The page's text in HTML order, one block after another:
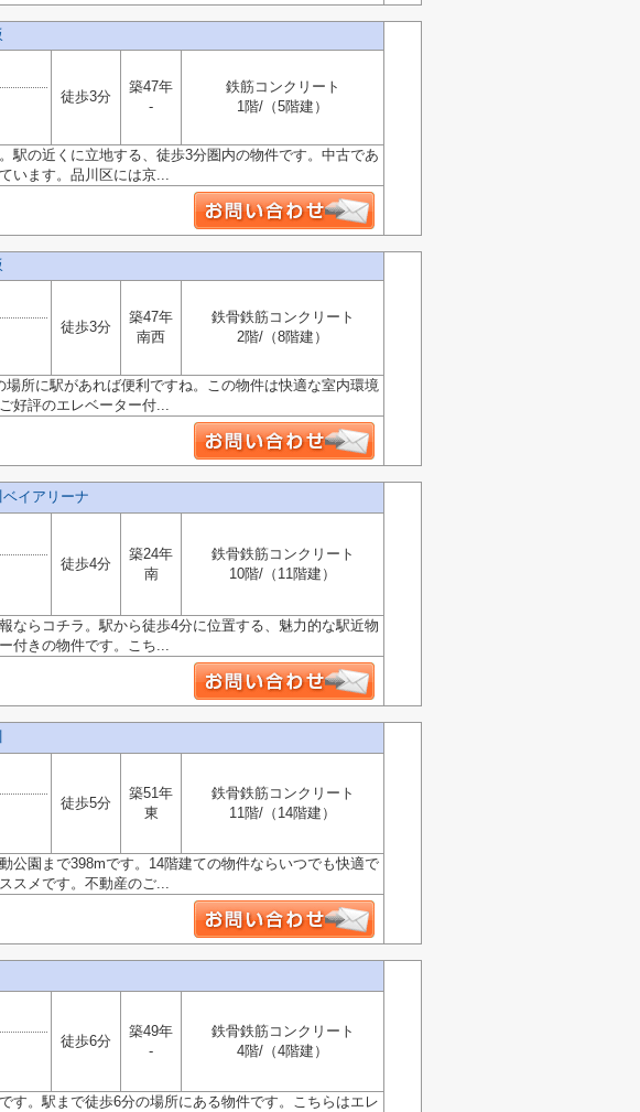
徒歩3分
築47年
-
鉄筋コンクリート
1階/（5階建）
駅の近くに立地する、徒歩3分圏内の物件です。中古であ
います。品川区には京...
徒歩3分
築47年
南西
鉄骨鉄筋コンクリート
2階/（8階建）
所に駅があれば便利ですね。この物件は快適な室内環境
好評のエレベーター付...
イアリーナ
徒歩4分
築24年
南
鉄骨鉄筋コンクリート
10階/（11階建）
ならコチラ。駅から徒歩4分に位置する、魅力的な駅近物
付きの物件です。こち...
徒歩5分
築51年
東
鉄骨鉄筋コンクリート
11階/（14階建）
公園まで398mです。14階建ての物件ならいつでも快適で
スメです。不動産のご...
徒歩6分
築49年
-
鉄骨鉄筋コンクリート
4階/（4階建）
す。駅まで徒歩6分の場所にある物件です。こちらはエレ